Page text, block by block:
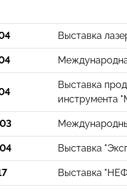
Выставка
Выставка
инструмента
Выставка
Выставка